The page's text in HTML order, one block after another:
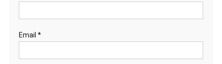
Email *